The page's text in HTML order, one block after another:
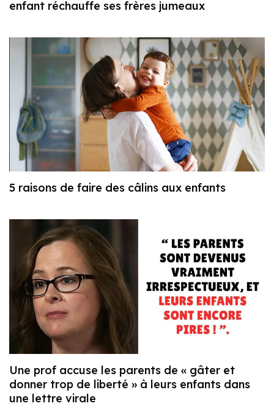
enfant réchauffe ses frères jumeaux
5 raisons de faire des câlins aux enfants
Une prof accuse les parents de « gâter et
donner trop de liberté » à leurs enfants dans
une lettre virale